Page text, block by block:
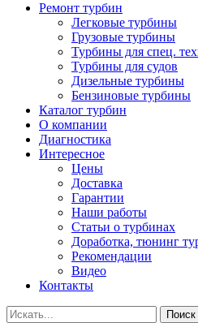
Ремонт турбин
Легковые турбины
Грузовые турбины
Турбины для спец.
Турбины для судов
Дизельные турбины
Бензиновые турбины
Каталог турбин
О компании
Диагностика
Интересное
Цены
Доставка
Гарантии
Наши работы
Статьи о турбинах
Доработка, тюнинг
Рекомендации
Видео
Контакты
Поиск